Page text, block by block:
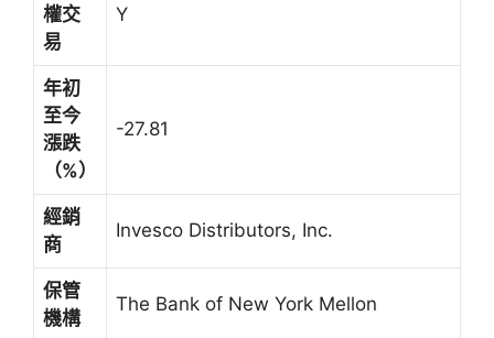
權交
易
Y
年初
至今
漲跌
（%）
-27.81
經銷
商
Invesco Distributors, Inc.
保管
機構
The Bank of New York Mellon